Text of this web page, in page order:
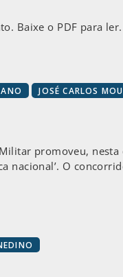
Baixe o PDF para ler.
JOSÉ CARLOS
Militar promoveu,
nacional’. O